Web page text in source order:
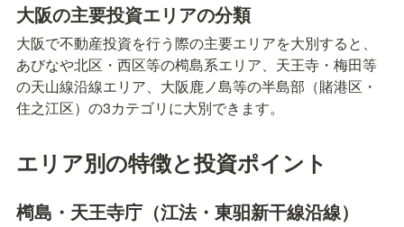
大阪の主要投資エリアの分類
大阪で不動産投資を行う際の主要エリアを大別すると、
あびなや北区・西区等の橁島系エリア、天王寺・梅田等
の天山線沿線エリア、大阪鹿ノ島等の半島部（賭港区・
住之江区）の3カテゴリに大別できます。
エリア別の特徴と投資ポイント
橁島・天王寺庁（江法・東驲新干線沿線）